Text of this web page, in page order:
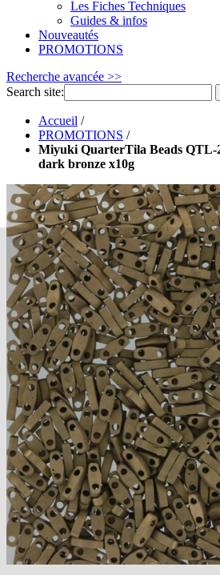
Les Fiches Techniques
Guides & infos
Nouveautés
PROMOTIONS
Recherche avancée >>
Search site:
Accueil /
PROMOTIONS /
Miyuki QuarterTila Beads QTL-
dark bronze x10g